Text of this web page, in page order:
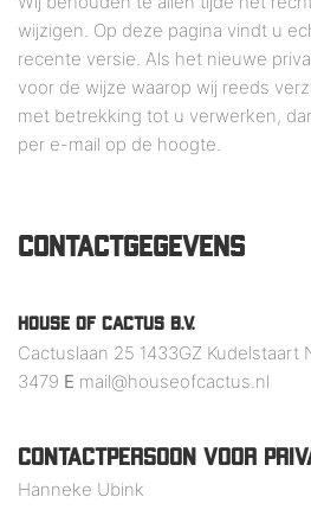
wijzigen. Op deze pagina vindt u
recente versie. Als het nieuwe
voor de wijze waarop wij reeds
met betrekking tot u verwerken,
per e-mail op de hoogte.
CONTACTGEGEVENS
HOUSE OF CACTUS B.V.
Cactuslaan 25 1433GZ Kudelstaart
3479 E mail@houseofcactus.nl
CONTACTPERSOON VOOR
Hanneke Ubink